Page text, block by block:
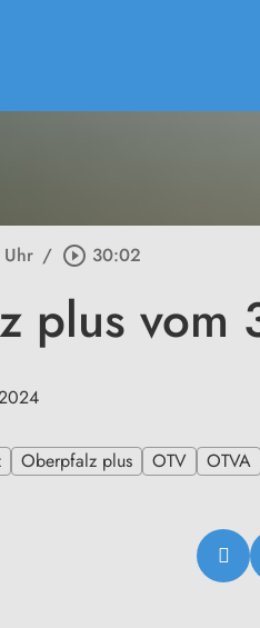
/ play_circle_outline 30:02
plus vom
Oberpfalz plus OTV OTVA